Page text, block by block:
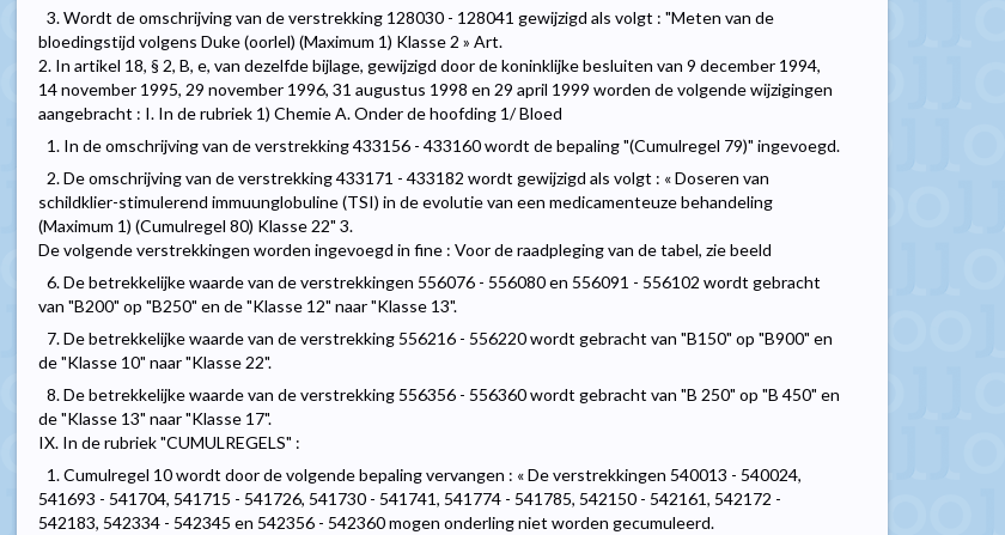
3. Wordt de omschrijving van de verstrekking 128030 - 128041 gewijzigd als volgt : "Meten van de
bloedingstijd volgens Duke (oorlel) (Maximum 1) Klasse 2 » Art.
2. In artikel 18, § 2, B, e, van dezelfde bijlage, gewijzigd door de koninklijke besluiten van 9 december 1994,
14 november 1995, 29 november 1996, 31 augustus 1998 en 29 april 1999 worden de volgende wijzigingen
aangebracht : I. In de rubriek 1) Chemie A. Onder de hoofding 1/ Bloed
1. In de omschrijving van de verstrekking 433156 - 433160 wordt de bepaling "(Cumulregel 79)" ingevoegd.
2. De omschrijving van de verstrekking 433171 - 433182 wordt gewijzigd als volgt : « Doseren van
schildklier-stimulerend immuunglobuline (TSI) in de evolutie van een medicamenteuze behandeling
(Maximum 1) (Cumulregel 80) Klasse 22" 3.
De volgende verstrekkingen worden ingevoegd in fine : Voor de raadpleging van de tabel, zie beeld
6. De betrekkelijke waarde van de verstrekkingen 556076 - 556080 en 556091 - 556102 wordt gebracht
van "B200" op "B250" en de "Klasse 12" naar "Klasse 13".
7. De betrekkelijke waarde van de verstrekking 556216 - 556220 wordt gebracht van "B150" op "B900" en
de "Klasse 10" naar "Klasse 22".
8. De betrekkelijke waarde van de verstrekking 556356 - 556360 wordt gebracht van "B 250" op "B 450" en
de "Klasse 13" naar "Klasse 17".
IX. In de rubriek "CUMULREGELS" :
1. Cumulregel 10 wordt door de volgende bepaling vervangen : « De verstrekkingen 540013 - 540024,
541693 - 541704, 541715 - 541726, 541730 - 541741, 541774 - 541785, 542150 - 542161, 542172 -
542183, 542334 - 542345 en 542356 - 542360 mogen onderling niet worden gecumuleerd.